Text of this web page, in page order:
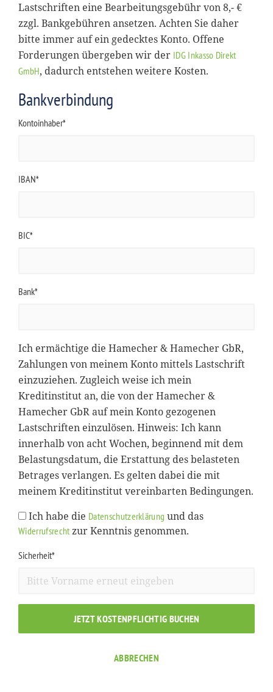
Lastschriften eine Bearbeitungsgebühr von 8,- €
zzgl. Bankgebühren ansetzen. Achten Sie daher
bitte immer auf ein gedecktes Konto. Offene
Forderungen übergeben wir der IDG Inkasso Direkt
GmbH, dadurch entstehen weitere Kosten.
Bankverbindung
Kontoinhaber*
IBAN*
BIC*
Bank*
Ich ermächtige die Hamecher & Hamecher GbR,
Zahlungen von meinem Konto mittels Lastschrift
einzuziehen. Zugleich weise ich mein
Kreditinstitut an, die von der Hamecher &
Hamecher GbR auf mein Konto gezogenen
Lastschriften einzulösen. Hinweis: Ich kann
innerhalb von acht Wochen, beginnend mit dem
Belastungsdatum, die Erstattung des belasteten
Betrages verlangen. Es gelten dabei die mit
meinem Kreditinstitut vereinbarten Bedingungen.
Ich habe die Datenschutzerklärung und das
Widerrufsrechtzur Kenntnis genommen.
Sicherheit*
JETZT KOSTENPFLICHTIG BUCHEN
ABBRECHEN